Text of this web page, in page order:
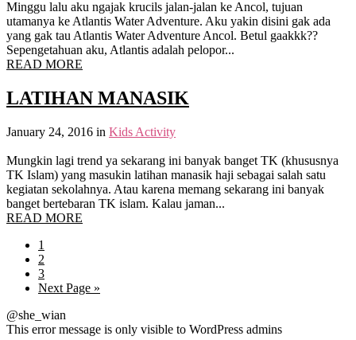
Minggu lalu aku ngajak krucils jalan-jalan ke Ancol, tujuan
utamanya ke Atlantis Water Adventure. Aku yakin disini gak ada
yang gak tau Atlantis Water Adventure Ancol. Betul gaakkk??
Sepengetahuan aku, Atlantis adalah pelopor...
READ MORE
LATIHAN MANASIK
January 24, 2016 in Kids Activity
Mungkin lagi trend ya sekarang ini banyak banget TK (khususnya
TK Islam) yang masukin latihan manasik haji sebagai salah satu
kegiatan sekolahnya. Atau karena memang sekarang ini banyak
banget bertebaran TK islam. Kalau jaman...
READ MORE
1
2
3
Next Page »
@she_wian
This error message is only visible to WordPress admins